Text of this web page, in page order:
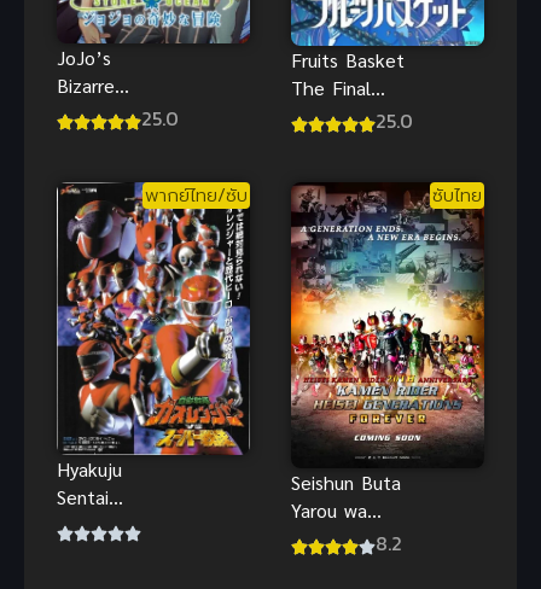
JoJo’s
Bizarre
Adventure25.0
Fruits Basket
The Final
Season เสน่ห์
25.0
พากย์ไทย/ซับ
Hyakuju
Sentai
Gaoranger ศึก
ซับไทย
Seishun Buta
Yarou wa
Yumemiru8.2